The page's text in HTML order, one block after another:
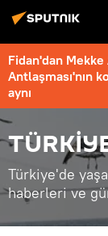
Fidan'dan Mekke
Antlaşması'nın
aynı
Türkiye'de
haberleri ve